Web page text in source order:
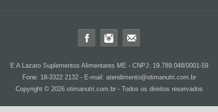
E A Lazaro Suplementos Alimentares ME - CNPJ: 19.789.048/0001-59
Fone: 18-3322 2132 - E-mail: atendimento@otimanutri.com.br
Copyright © 2026 otimanutri.com.br - Todos os direitos reservados